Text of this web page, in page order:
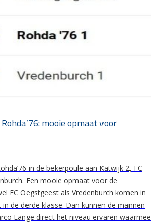
mooie opmaat voor
in de bekerpoule aan Katwijk 2, FC
Een mooie opmaat voor de
FC Oegstgeest als Vredenburch komen in
de derde klasse. Dan kunnen de mannen
Lange direct het niveau ervaren waarmee